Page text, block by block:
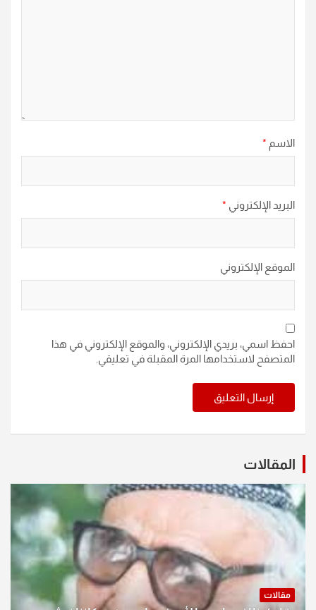
الاسم *
البريد الإلكتروني *
الموقع الإلكتروني
احفظ اسمي، بريدي الإلكتروني، والموقع الإلكتروني في هذا
المتصفح لاستخدامها المرة المقبلة في تعليقي.
المقالات
مقالات